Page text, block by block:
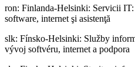
ron: Finlanda-Helsinki: Servicii IT:
software, internet şi asistenţă
slk: Fínsko-Helsinki: Služby
vývoj softvéru, internet a podpora